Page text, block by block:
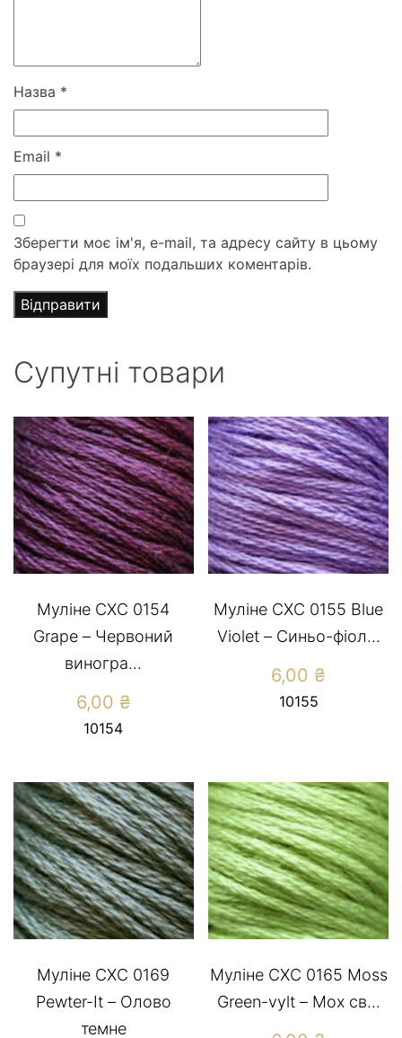
Назва *
Email *
Зберегти моє ім'я, e-mail, та адресу сайту в цьому
браузері для моїх подальших коментарів.
Супутні товари
Муліне СХС 0154
Grape – Червоний
виногра...
6,00 ₴
10154
Муліне СХС 0155 Blue
Violet – Синьо-фіол...
6,00 ₴
10155
Муліне СХС 0169
Pewter-It – Олово
темне
Муліне СХС 0165 Moss
Green-vylt – Мох св...